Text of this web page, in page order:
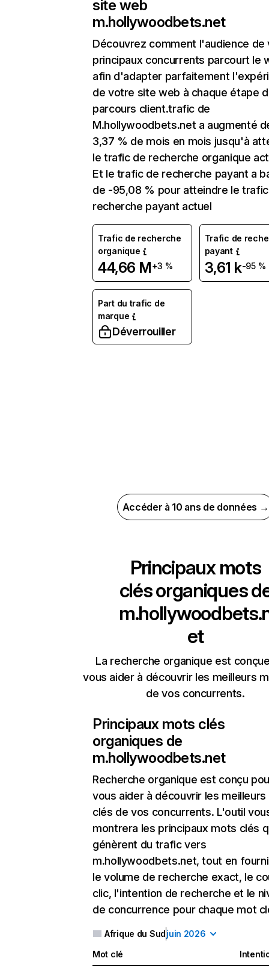
site web
m.hollywoodbets.net
Découvrez comment l'audience de
principaux concurrents parcourt le
afin d'adapter parfaitement
de votre site web à chaque étape
parcours client.trafic de
M.hollywoodbets.net a augmenté
3,37 % de mois en mois jusqu'à
le trafic de recherche organique
Et le trafic de recherche payant a
de -95,08 % pour atteindre le
recherche payant actuel
Trafic de recherche
organique
44,66 M+3 %
Trafic de
payant
3,61 k-95 %
Part du trafic de
marque
Déverrouiller
Accéder à 10 ans de données →
Principaux mots
clés organiques
et
La recherche organique est
vous aider à découvrir les meilleurs
de vos concurrents.
Principaux mots clés
organiques de
m.hollywoodbets.net
Recherche organique est conçu
vous aider à découvrir les
clés de vos concurrents. L'outil
montrera les principaux mots clés
génèrent du trafic vers
m.hollywoodbets.net, tout en
le volume de recherche exact, le
clic, l'intention de recherche et le
de concurrence pour chaque mot
Afrique du Sudjuin 2026
Mot clé